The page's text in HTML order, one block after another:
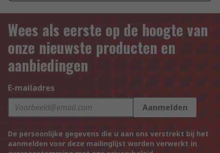
Wees als eerste op de hoogte van
onze nieuwste producten en
aanbiedingen
E-mailadres
Aanmelden
De persoonlijke gegevens die u aan ons verstrekt bij het
aanmelden voor deze mailinglijst worden verwerkt in